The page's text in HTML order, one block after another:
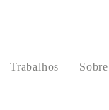
Trabalhos Sobre